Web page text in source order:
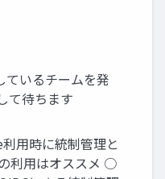
ているチームを発
て待ちます
用時に統制管理と
利用はオススメ ○